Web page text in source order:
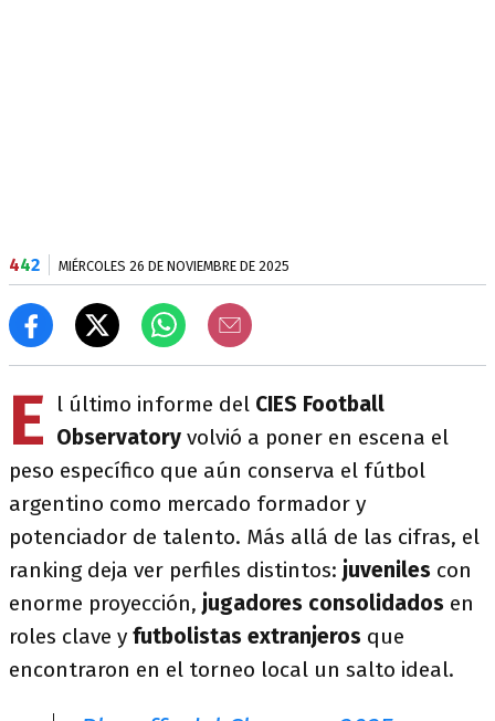
442 MIÉRCOLES 26 DE NOVIEMBRE DE 2025
E l último informe del CIES Football
Observatory volvió a poner en escena el
peso específico que aún conserva el fútbol
argentino como mercado formador y
potenciador de talento. Más allá de las cifras, el
ranking deja ver perfiles distintos: juveniles con
enorme proyección, jugadores consolidados en
roles clave y futbolistas extranjeros que
encontraron en el torneo local un salto ideal.